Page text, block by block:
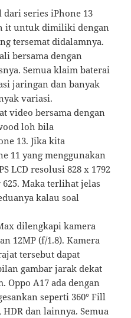
series iPhone 13
it untuk dimiliki dengan
tersemat didalamnya.
bersama dengan
Semua klaim baterai
jaringan dan banyak
variasi.
video bersama dengan
loh bila
13. Jika kita
11 yang menggunakan
LCD resolusi 828 x 1792
Maka terlihat jelas
kalau soal
dilengkapi kamera
12MP (f/1.8). Kamera
tersebut dapat
gambar jarak dekat
Oppo A17 ada dengan
seperti 360° Fill
dan lainnya. Semua